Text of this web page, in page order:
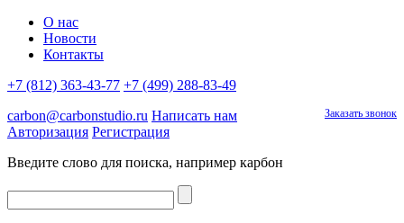
О нас
Новости
Контакты
+7 (812) 363-43-77 +7 (499) 288-83-49
Заказать звонок
carbon@carbonstudio.ru Написать нам
Авторизация Регистрация
Введите слово для поиска, например карбон